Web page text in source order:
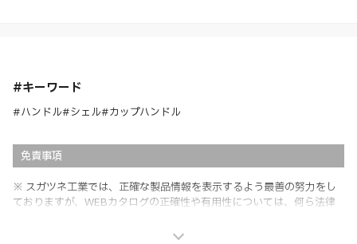
#キーワード
#ハンドル#シェル#カップハンドル
免責事項
※ スガツネ工業では、正確な製品情報を表示するよう最善の努力をし
ておりますが、WEBカタログの正確性や有用性については、何ら法律